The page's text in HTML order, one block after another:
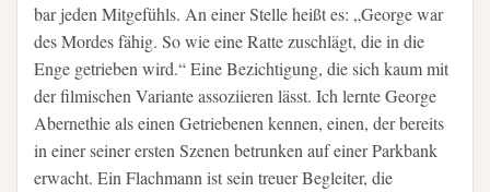
bar jeden Mitgefühls. An einer Stelle heißt es: „George war
des Mordes fähig. So wie eine Ratte zuschlägt, die in die
Enge getrieben wird.“ Eine Bezichtigung, die sich kaum mit
der filmischen Variante assoziieren lässt. Ich lernte George
Abernethie als einen Getriebenen kennen, einen, der bereits
in einer seiner ersten Szenen betrunken auf einer Parkbank
erwacht. Ein Flachmann ist sein treuer Begleiter, die